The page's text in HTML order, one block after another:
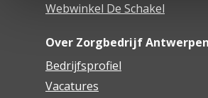
Webwinkel De Schakel
Over Zorgbedrijf Antwerpen
Bedrijfsprofiel
Vacatures